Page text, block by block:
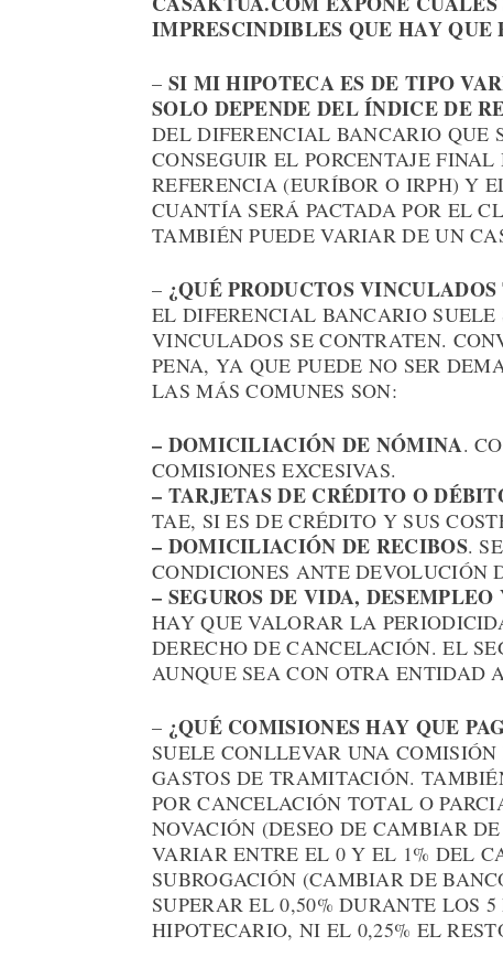
IMPRESCINDIBLES QUE HAY QUE
– SI MI HIPOTECA ES DE TIPO
SOLO DEPENDE DEL ÍNDICE DE
DEL DIFERENCIAL BANCARIO QUE
CONSEGUIR EL PORCENTAJE
REFERENCIA (EURÍBOR O IRPH) Y
CUANTÍA SERÁ PACTADA POR EL
TAMBIÉN PUEDE VARIAR DE UN
– ¿QUÉ PRODUCTOS
EL DIFERENCIAL BANCARIO SUELE
VINCULADOS SE CONTRATEN.
PENA, YA QUE PUEDE NO SER
LAS MÁS COMUNES SON:
– DOMICILIACIÓN DE NÓMINA.
COMISIONES EXCESIVAS.
– TARJETAS DE CRÉDITO O
TAE, SI ES DE CRÉDITO Y SUS
– DOMICILIACIÓN DE RECIBOS.
CONDICIONES ANTE DEVOLUCIÓN
– SEGUROS DE VIDA,
HAY QUE VALORAR LA
DERECHO DE CANCELACIÓN. EL
AUNQUE SEA CON OTRA ENTIDAD
– ¿QUÉ COMISIONES HAY QUE
SUELE CONLLEVAR UNA
GASTOS DE TRAMITACIÓN.
POR CANCELACIÓN TOTAL O
NOVACIÓN (DESEO DE CAMBIAR
VARIAR ENTRE EL 0 Y EL 1% DEL
SUBROGACIÓN (CAMBIAR DE
SUPERAR EL 0,50% DURANTE LOS
HIPOTECARIO, NI EL 0,25% EL